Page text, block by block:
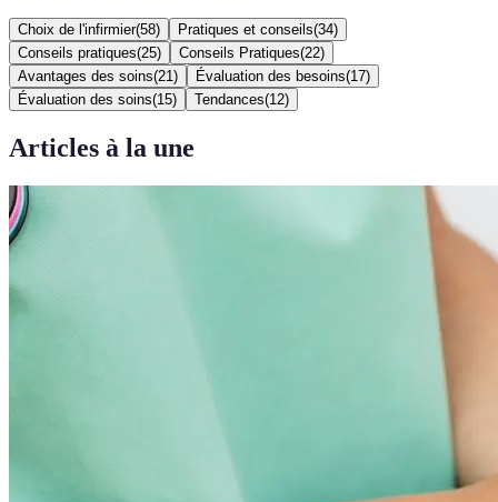
Choix de l'infirmier(58) Pratiques et conseils(34)
Conseils pratiques(25) Conseils Pratiques(22)
Avantages des soins(21 ) Évaluation des besoins(17)
Évaluation des soins(15) Tendances(12)
Articles à la une